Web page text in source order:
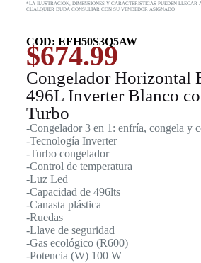
*LA ILUSTRACIÓN, DIMENSIONES Y CARACTERISTICAS PUEDEN LLEGAR
CUALQUIER DUDA CONSULTAR CON SU VENDEDOR ASIGNADO
COD: EFH50S3Q5AW
$674.99
Congelador Horizontal
496L Inverter Blanco
Turbo
-Congelador 3 en 1: enfría, congela y
-Tecnología Inverter
-Turbo congelador
-Control de temperatura
-Luz Led
-Capacidad de 496lts
-Canasta plástica
-Ruedas
-Llave de seguridad
-Gas ecológico (R600)
-Potencia (W) 100 W